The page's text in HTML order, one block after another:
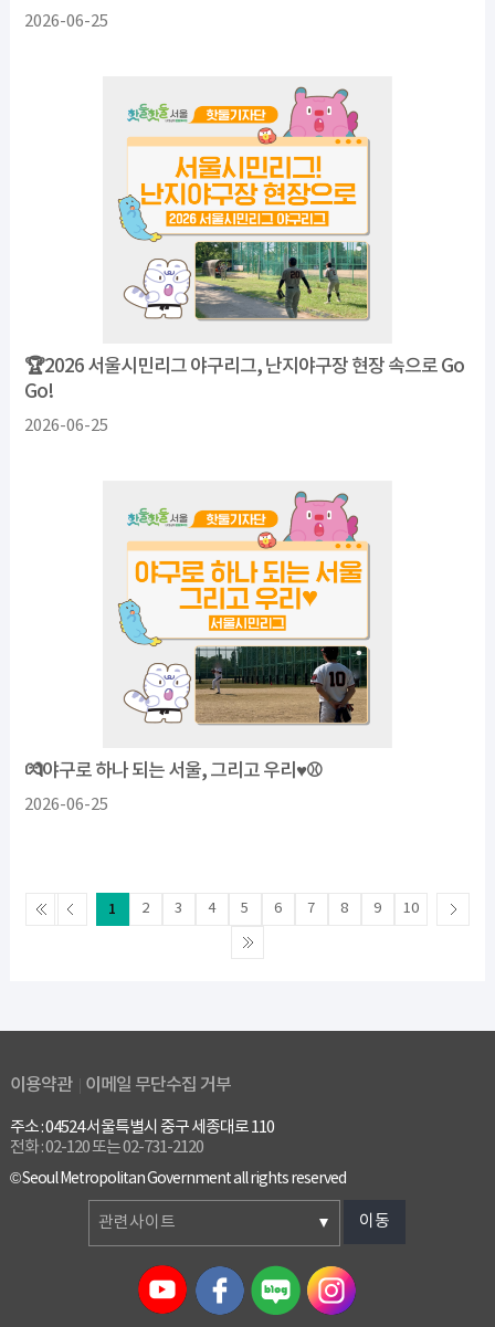
2026-06-25
🏆2026 서울시민리그 야구리그, 난지야구장 현장 속으로 Go
Go!
2026-06-25
💏야구로 하나 되는 서울, 그리고 우리♥︎⚾️
2026-06-25
1 2 3 4 5 6 7 8 9 10
이용약관 이메일 무단수집 거부
주소 : 04524 서울특별시 중구 세종대로 110
전화 : 02-120 또는 02-731-2120
© Seoul Metropolitan Government all rights reserved
관련사이트 이동